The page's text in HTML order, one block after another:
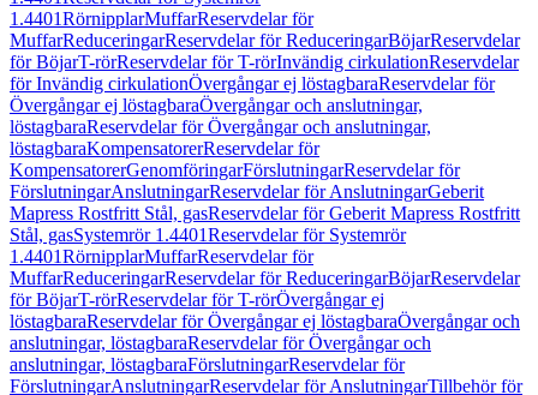
1.4401RörnipplarMuffarReservdelar för
MuffarReduceringarReservdelar för ReduceringarBöjarReservdelar
för BöjarT-rörReservdelar för T-rörInvändig cirkulationReservdelar
för Invändig cirkulationÖvergångar ej löstagbaraReservdelar för
Övergångar ej löstagbaraÖvergångar och anslutningar,
löstagbaraReservdelar för Övergångar och anslutningar,
löstagbaraKompensatorerReservdelar för
KompensatorerGenomföringarFörslutningarReservdelar för
FörslutningarAnslutningarReservdelar för AnslutningarGeberit
Mapress Rostfritt Stål, gasReservdelar för Geberit Mapress Rostfritt
Stål, gasSystemrör 1.4401Reservdelar för Systemrör
1.4401RörnipplarMuffarReservdelar för
MuffarReduceringarReservdelar för ReduceringarBöjarReservdelar
för BöjarT-rörReservdelar för T-rörÖvergångar ej
löstagbaraReservdelar för Övergångar ej löstagbaraÖvergångar och
anslutningar, löstagbaraReservdelar för Övergångar och
anslutningar, löstagbaraFörslutningarReservdelar för
FörslutningarAnslutningarReservdelar för AnslutningarTillbehör för